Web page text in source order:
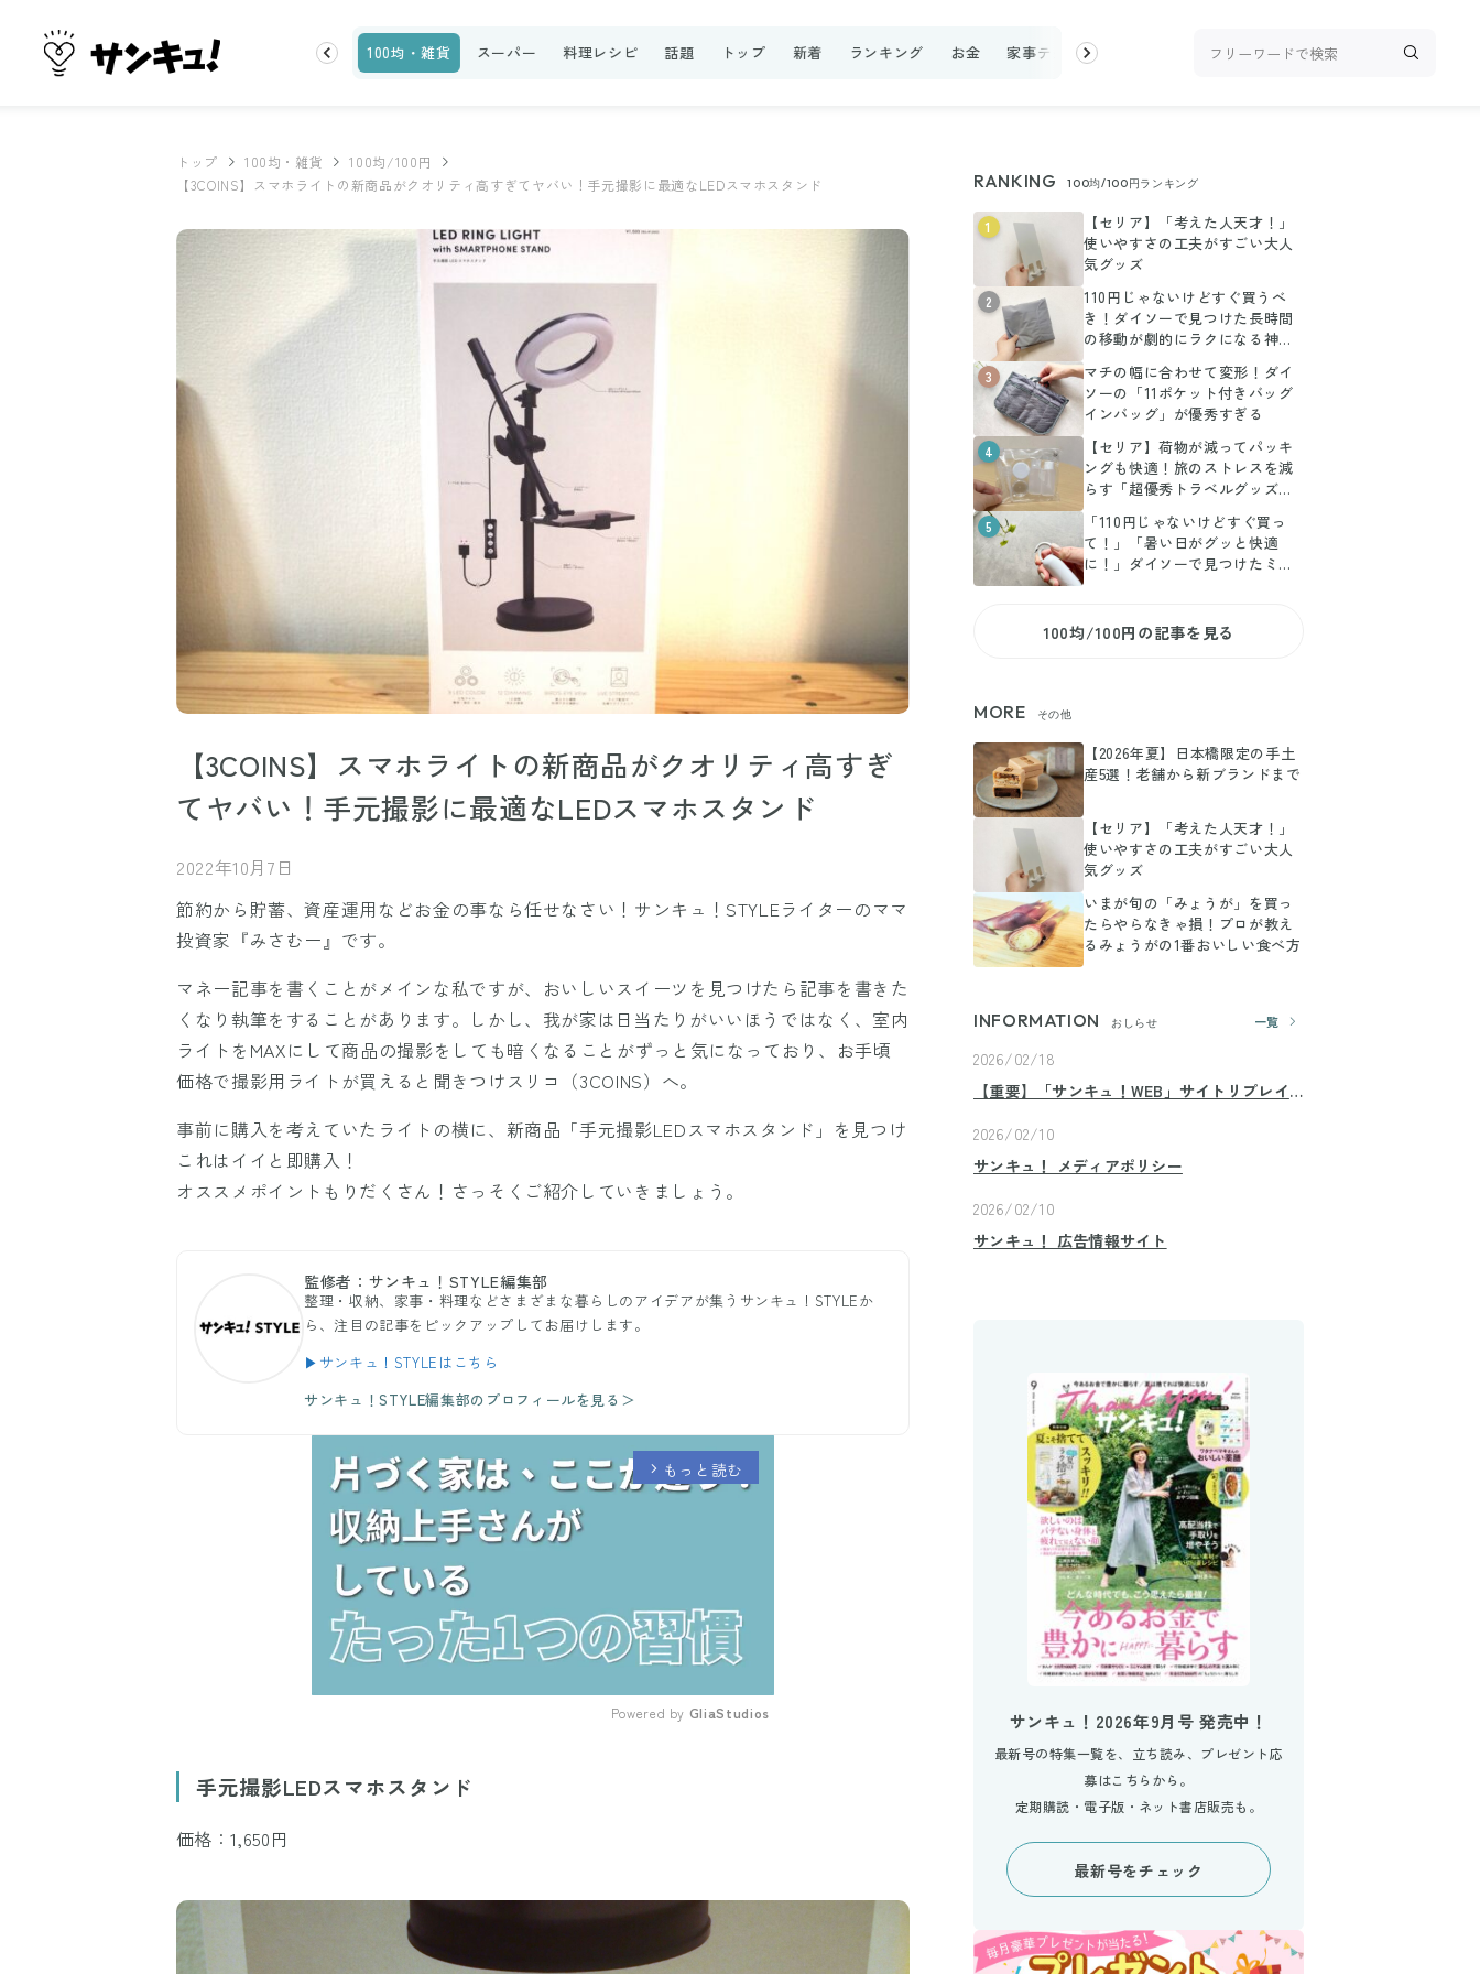
家事テク 収納・片付け ビューティ 100均・雑貨 スーパー 料理レシピ 話題 トップ 新着 ランキング お金 家事テク 収納・片付け ビューティ 100均・雑貨
トップ 100均・雑貨
100均/100円
【3COINS】スマホライトの新商品がクオリティ高すぎてヤバい！手元撮影に最適なLEDスマホスタンド
【3COINS】スマホライトの新商品がクオリティ高すぎ
てヤバい！手元撮影に最適なLEDスマホスタンド
2022年10月7日
節約から貯蓄、資産運用などお金の事なら任せなさい！サンキュ！STYLEライターのママ
投資家『みさむー』です。
マネー記事を書くことがメインな私ですが、おいしいスイーツを見つけたら記事を書きた
くなり執筆をすることがあります。しかし、我が家は日当たりがいいほうではなく、室内
ライトをMAXにして商品の撮影をしても暗くなることがずっと気になっており、お手頃
価格で撮影用ライトが買えると聞きつけスリコ（3COINS）へ。
事前に購入を考えていたライトの横に、新商品「手元撮影LEDスマホスタンド」を見つけ
これはイイと即購入！
オススメポイントもりだくさん！さっそくご紹介していきましょう。
監修者：サンキュ！STYLE編集部
整理・収納、家事・料理などさまざまな暮らしのアイデアが集うサンキュ！STYLEか
ら、注目の記事をピックアップしてお届けします。
▶サンキュ！STYLEはこちら
サンキュ！STYLE編集部のプロフィールを見る＞
arrow_forward_ios もっと読む
Powered by GliaStudios
手元撮影LEDスマホスタンド
価格：1,650円
RANKING 100均/100円ランキング
1
【セリア】「考えた人天才！」
使いやすさの工夫がすごい大人
気グッズ
2
110円じゃないけどすぐ買うべ
き！ダイソーで見つけた長時間
の移動が劇的にラクになる神ア
3
マチの幅に合わせて変形！ダイ
ソーの「11ポケット付きバッグ
インバッグ」が優秀すぎる
4
【セリア】荷物が減ってパッキ
ングも快適！旅のストレスを減
らす「超優秀トラベルグッズ」3
5
「110円じゃないけどすぐ買っ
て！」「暑い日がグッと快適
に！」ダイソーで見つけたミニ
100均/100円の記事を見る
MORE その他
【2026年夏】日本橋限定の手土
産5選！老舗から新ブランドまで
【セリア】「考えた人天才！」
使いやすさの工夫がすごい大人
気グッズ
いまが旬の「みょうが」を買っ
たらやらなきゃ損！プロが教え
るみょうがの1番おいしい食べ方
INFORMATION おしらせ 一覧
2026/02/18
【重要】「サンキュ！WEB」サイトリプレイ
2026/02/10
サンキュ！ メディアポリシー
2026/02/10
サンキュ！ 広告情報サイト
サンキュ！2026年9月号 発売中！
最新号の特集一覧を、立ち読み、プレゼント応
募はこちらから。
定期購読・電子版・ネット書店販売も。
最新号をチェック